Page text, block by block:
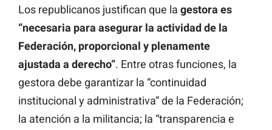
Los republicanos justifican que la gestora es
“necesaria para asegurar la actividad de la
Federación, proporcional y plenamente
ajustada a derecho”. Entre otras funciones, la
gestora debe garantizar la “continuidad
institucional y administrativa” de la Federación;
la atención a la militancia; la “transparencia e